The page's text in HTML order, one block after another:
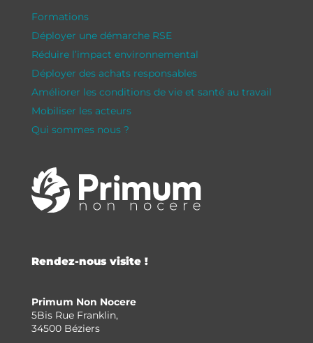
Formations
Déployer une démarche RSE
Réduire l’impact environnemental
Déployer des achats responsables
Améliorer les conditions de vie et santé au travail
Mobiliser les acteurs
Qui sommes nous ?
Rendez-nous visite !
Primum Non Nocere
5Bis Rue Franklin,
34500 Béziers